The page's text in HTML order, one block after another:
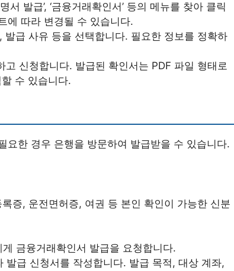
명서 발급’, ‘금융거래확인서’ 등의 메뉴를 찾아 클릭
에 따라 변경될 수 있습니다.
발급 사유 등을 선택합니다. 필요한 정보를 정확하
고 신청합니다. 발급된 확인서는 PDF 파일 형태로
수 있습니다.
요한 경우 은행을 방문하여 발급받을 수 있습니다.
록증, 운전면허증, 여권 등 본인 확인이 가능한 신분
게 금융거래확인서 발급을 요청합니다.
발급 신청서를 작성합니다. 발급 목적, 대상 계좌,